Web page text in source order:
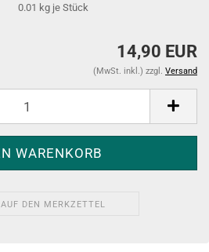
0.01 kg je Stück
14,90 EUR
(MwSt. inkl.) zzgl. Versand
AUF DEN MERKZETTEL